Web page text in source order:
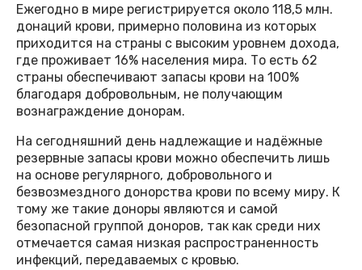
Ежегодно в мире регистрируется около 118,5 млн.
донаций крови, примерно половина из которых
приходится на страны с высоким уровнем дохода,
где проживает 16% населения мира. То есть 62
страны обеспечивают запасы крови на 100%
благодаря добровольным, не получающим
вознаграждение донорам.
На сегодняшний день надлежащие и надёжные
резервные запасы крови можно обеспечить лишь
на основе регулярного, добровольного и
безвозмездного донорства крови по всему миру. К
тому же такие доноры являются и самой
безопасной группой доноров, так как среди них
отмечается самая низкая распространенность
инфекций, передаваемых с кровью.